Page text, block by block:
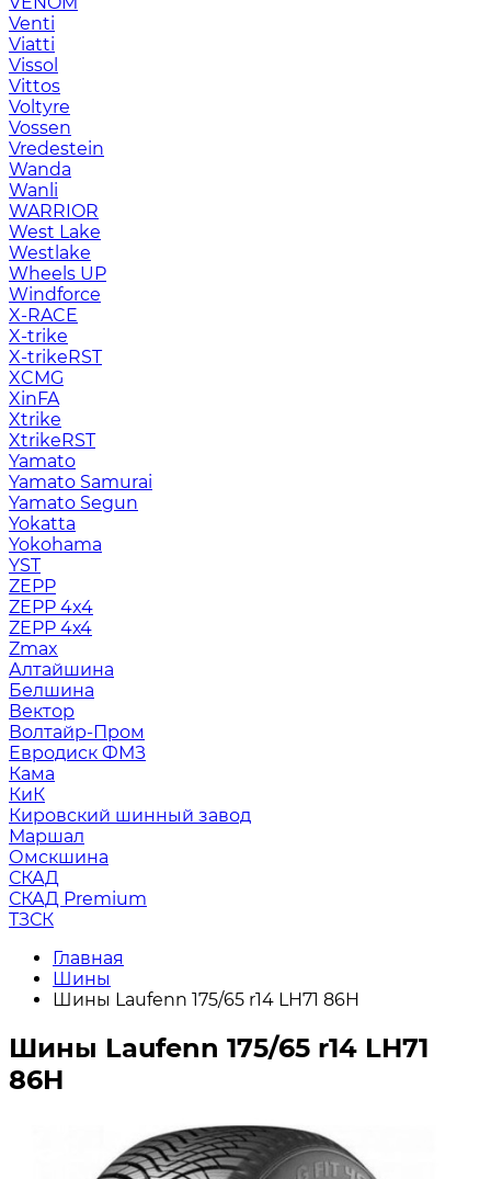
Venti
Viatti
Vissol
Vittos
Voltyre
Vossen
Vredestein
Wanda
Wanli
WARRIOR
West Lake
Westlake
Wheels UP
Windforce
X-RACE
X-trike
X-trikeRST
XCMG
XinFA
Xtrike
XtrikeRST
Yamato
Yamato Samurai
Yamato Segun
Yokatta
Yokohama
YST
ZEPP
ZEPP 4x4
ZEPP 4х4
Zmax
Алтайшина
Белшина
Вектор
Волтайр-Пром
Евродиск ФМЗ
Кама
КиК
Кировский шинный завод
Маршал
Омскшина
СКАД
СКАД Premium
ТЗСК
Главная
Шины
Шины Laufenn 175/65 r14 LH71 86H
Шины Laufenn 175/65 r14 LH71
86H